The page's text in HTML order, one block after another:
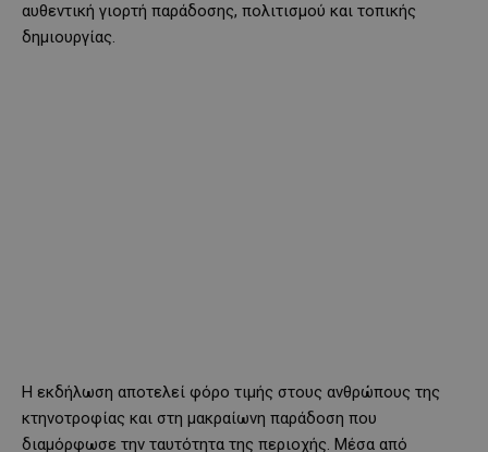
αυθεντική γιορτή παράδοσης, πολιτισμού και τοπικής
δημιουργίας.
Η εκδήλωση αποτελεί φόρο τιμής στους ανθρώπους της
κτηνοτροφίας και στη μακραίωνη παράδοση που
διαμόρφωσε την ταυτότητα της περιοχής. Μέσα από